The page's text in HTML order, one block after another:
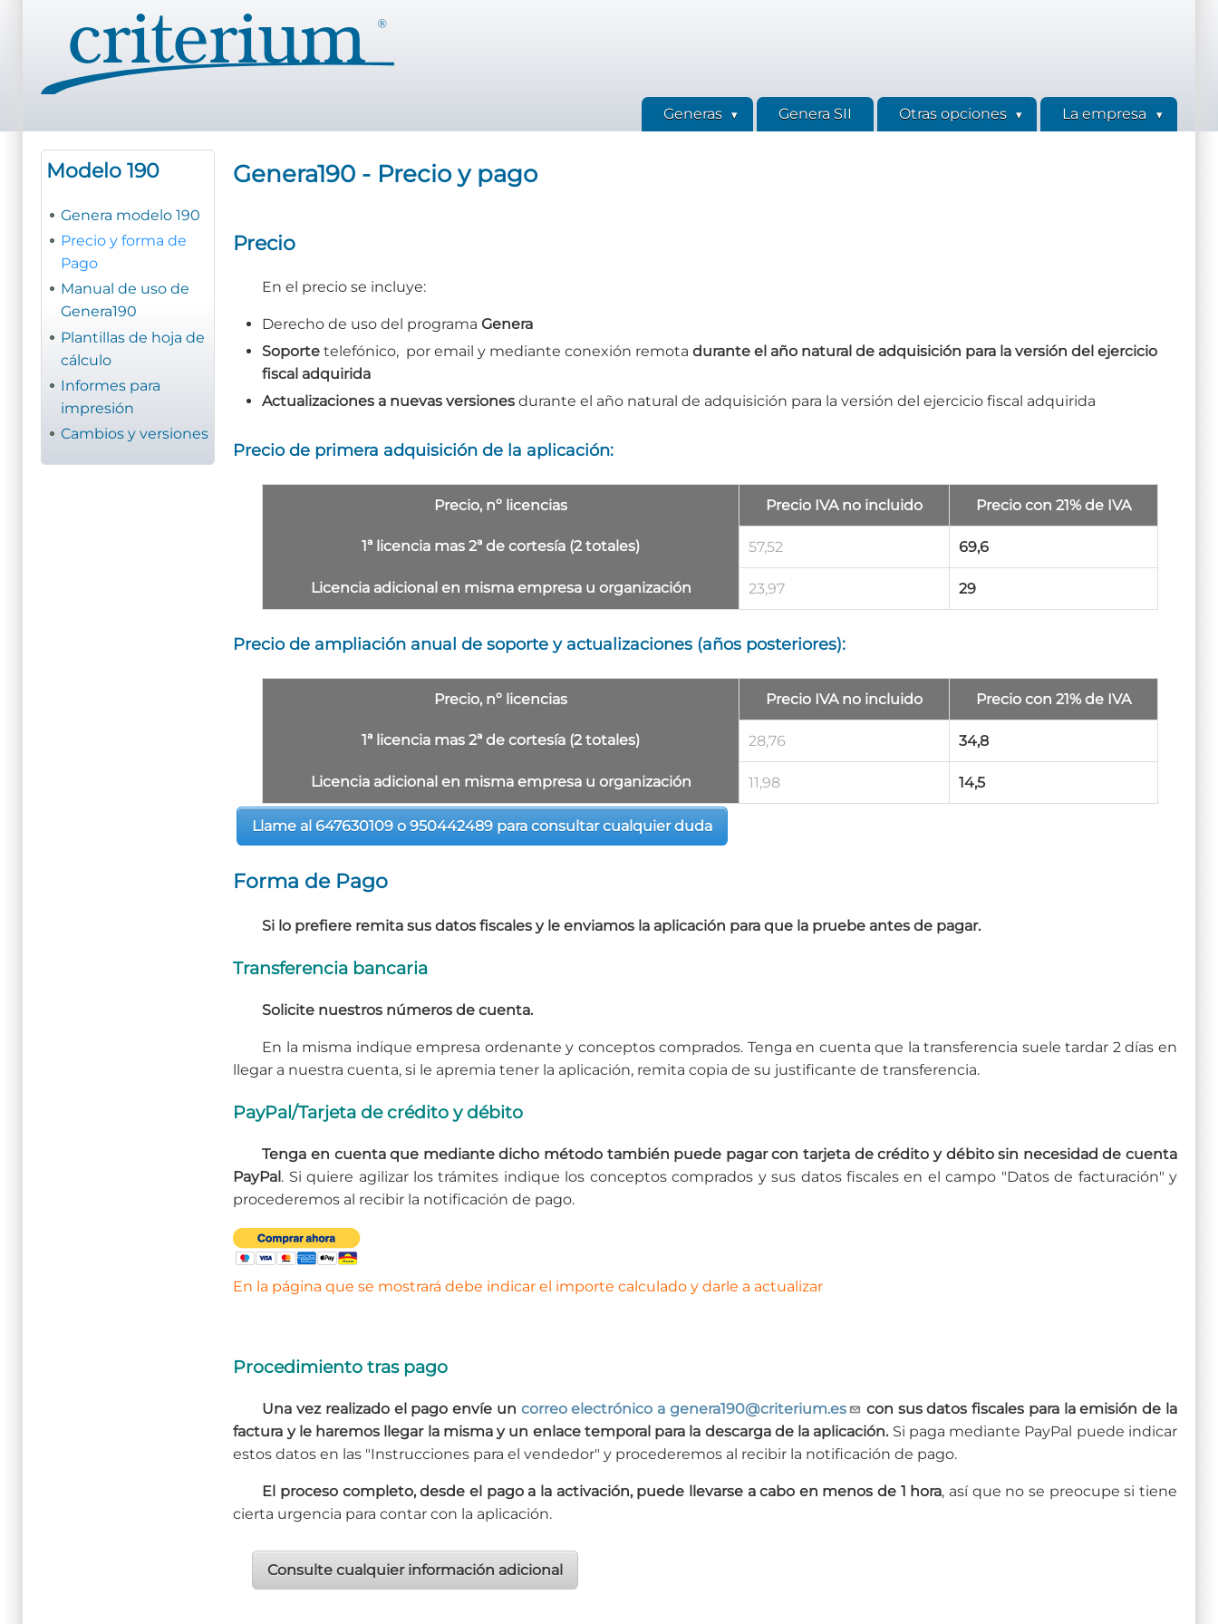
contenido
principal
Generas Genera SII Otras opciones La empresa
Modelo 190
Genera modelo 190
Precio y forma de
Pago
Manual de uso de
Genera190
Plantillas de hoja de
cálculo
Informes para
impresión
Cambios y versiones
Genera190 - Precio y pago
Precio
En el precio se incluye:
Derecho de uso del programaGenera
Soporte telefónico, por email y mediante conexión remotadurante el año natural de adquisición para la versión del ejercicio
fiscal adquirida
Actualizaciones a nuevas versiones durante el año natural de adquisición para la versión del ejercicio fiscal adquirida
Precio de primera adquisición de la aplicación:
Precio, nº licencias Precio IVA no incluido Precio con 21% de IVA
1ª licencia mas 2ª de cortesía (2 totales) 57,52 69,6
Licencia adicional en misma empresa u organización 23,97 29
Precio de ampliación anual de soporte y actualizaciones (años posteriores):
Precio, nº licencias Precio IVA no incluido Precio con 21% de IVA
1ª licencia mas 2ª de cortesía (2 totales) 28,76 34,8
Licencia adicionalen misma empresa u organización 11,98 14,5
Llame al 647630109 o 950442489 para consultar cualquier duda
Forma de Pago
Si lo prefiere remita sus datos fiscales y le enviamos la aplicación para que la pruebe antes de pagar.
Transferencia bancaria
Solicite nuestros números de cuenta.
En la misma indique empresa ordenante y conceptos comprados. Tenga en cuenta que la transferencia suele tardar 2 días en
llegar a nuestra cuenta, si le apremia tener la aplicación, remita copia de su justificante de transferencia.
PayPal/Tarjeta de crédito y débito
Tenga en cuenta que mediante dicho método también puede pagar con tarjeta de crédito y débito sin necesidad de cuenta
PayPal . Si quiere agilizar los trámites indique los conceptos comprados y sus datos fiscales en el campo "Datos de facturación" y
procederemos al recibir la notificación de pago.
En la página que se mostrará debe indicar el importe calculado y darle a actualizar
Procedimiento tras pago
Una vez realizado el pago envíe un correo electrónico a genera190@criterium.es
con sus datos fiscales para la emisión de la
factura y le haremos llegar la misma y un enlace temporal para la descarga de la aplicación. Si paga mediante PayPal puede indicar
estos datos en las "Instrucciones para el vendedor" y procederemos al recibir la notificación de pago.
El proceso completo, desde el pago a la activación, puede llevarse a cabo en menos de 1 hora, así que no se preocupe si tiene
cierta urgencia para contar con la aplicación.
Consulte cualquier información adicional